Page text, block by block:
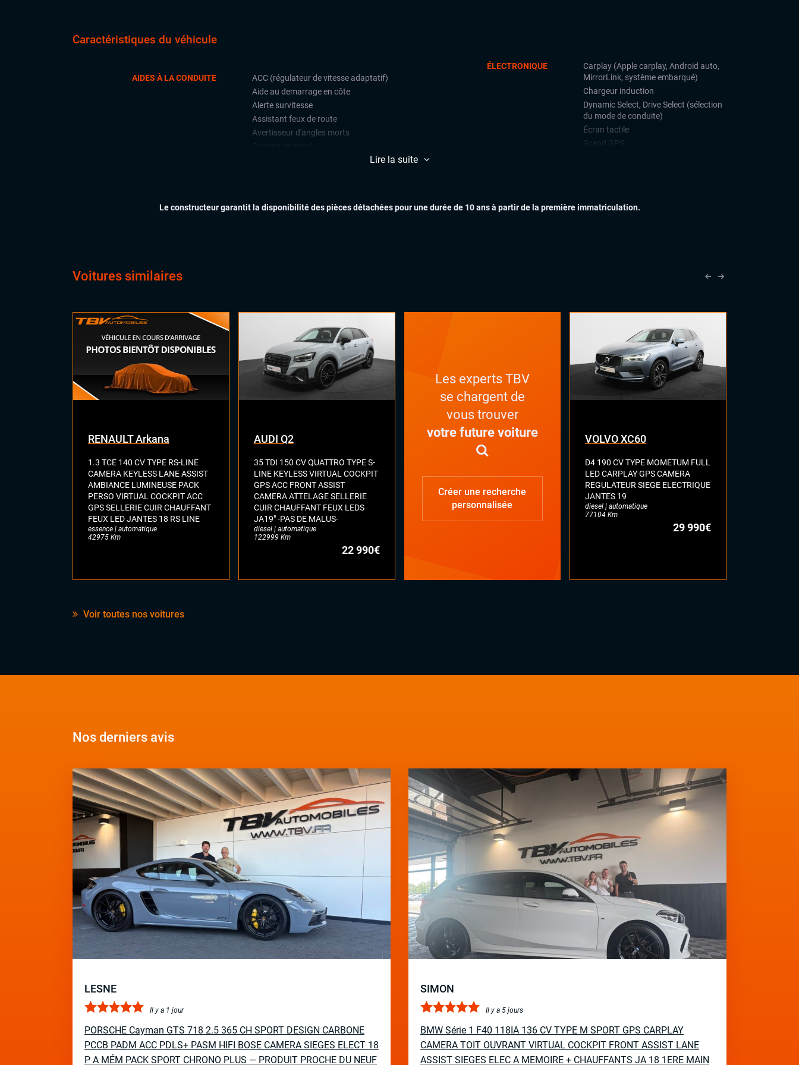
Caractéristiques du véhicule
AIDES À LA CONDUITE
ACC (régulateur de vitesse adaptatif)
Aide au demarrage en côte
Alerte survitesse
Assistant feux de route
Avertisseur d'angles morts
Front assist (avertisseur anti-collision)
CONFORT
Accès et démarrage mains libres
Climatisation automatique multizones
Essuie-glaces automatiques
Feux automatiques
Réglage électrique des lombaires
Volant multifonctions
ÉLECTRONIQUE
Carplay (Apple carplay, Android auto,
MirrorLink, système embarqué)
Chargeur induction
Dynamic Select, Drive Select (sélection
du mode de conduite)
Écran tactile
Grand GPS
Eclairage d'ambiance
Rétroviseur intérieur jour/nuit
automatique
Rétroviseurs électriques
Sellerie cuir nappa
Volant sport
Lire la suite
Le constructeur garantit la disponibilité des pièces détachées pour une durée de 10 ans à partir de la première immatriculation.
Voitures similaires
RENAULT Arkana
1.3 TCE 140 CV TYPE RS-LINE
CAMERA KEYLESS LANE ASSIST
AMBIANCE LUMINEUSE PACK
PERSO VIRTUAL COCKPIT ACC
GPS SELLERIE CUIR CHAUFFANT
FEUX LED JANTES 18 RS LINE
essence | automatique
42975 Km
AUDI Q2
35 TDI 150 CV QUATTRO TYPE S-
LINE KEYLESS VIRTUAL COCKPIT
GPS ACC FRONT ASSIST
CAMERA ATTELAGE SELLERIE
CUIR CHAUFFANT FEUX LEDS
JA19" -PAS DE MALUS-
diesel | automatique
122999 Km
22 990€
Les experts TBV
se chargent de
vous trouver
votre future voiture
Créer une recherche
personnalisée
VOLVO XC60
D4 190 CV TYPE MOMETUM FULL
LED CARPLAY GPS CAMERA
REGULATEUR SIEGE ELECTRIQUE
JANTES 19
diesel | automatique
77104 Km
29 990€
Voir toutes nos voitures
Nos derniers avis
LESNE
Il y a 1 jour
PORSCHE Cayman GTS 718 2.5 365 CH SPORT DESIGN CARBONE
PCCB PADM ACC PDLS+ PASM HIFI BOSE CAMERA SIEGES ELECT 18
P A MÉM PACK SPORT CHRONO PLUS — PRODUIT PROCHE DU NEUF
SIMON
Il y a 5 jours
BMW Série 1 F40 118IA 136 CV TYPE M SPORT GPS CARPLAY
CAMERA TOIT OUVRANT VIRTUAL COCKPIT FRONT ASSIST LANE
ASSIST SIEGES ELEC A MEMOIRE + CHAUFFANTS JA 18 1ERE MAIN